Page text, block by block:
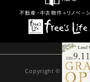
Copyright © 2021千